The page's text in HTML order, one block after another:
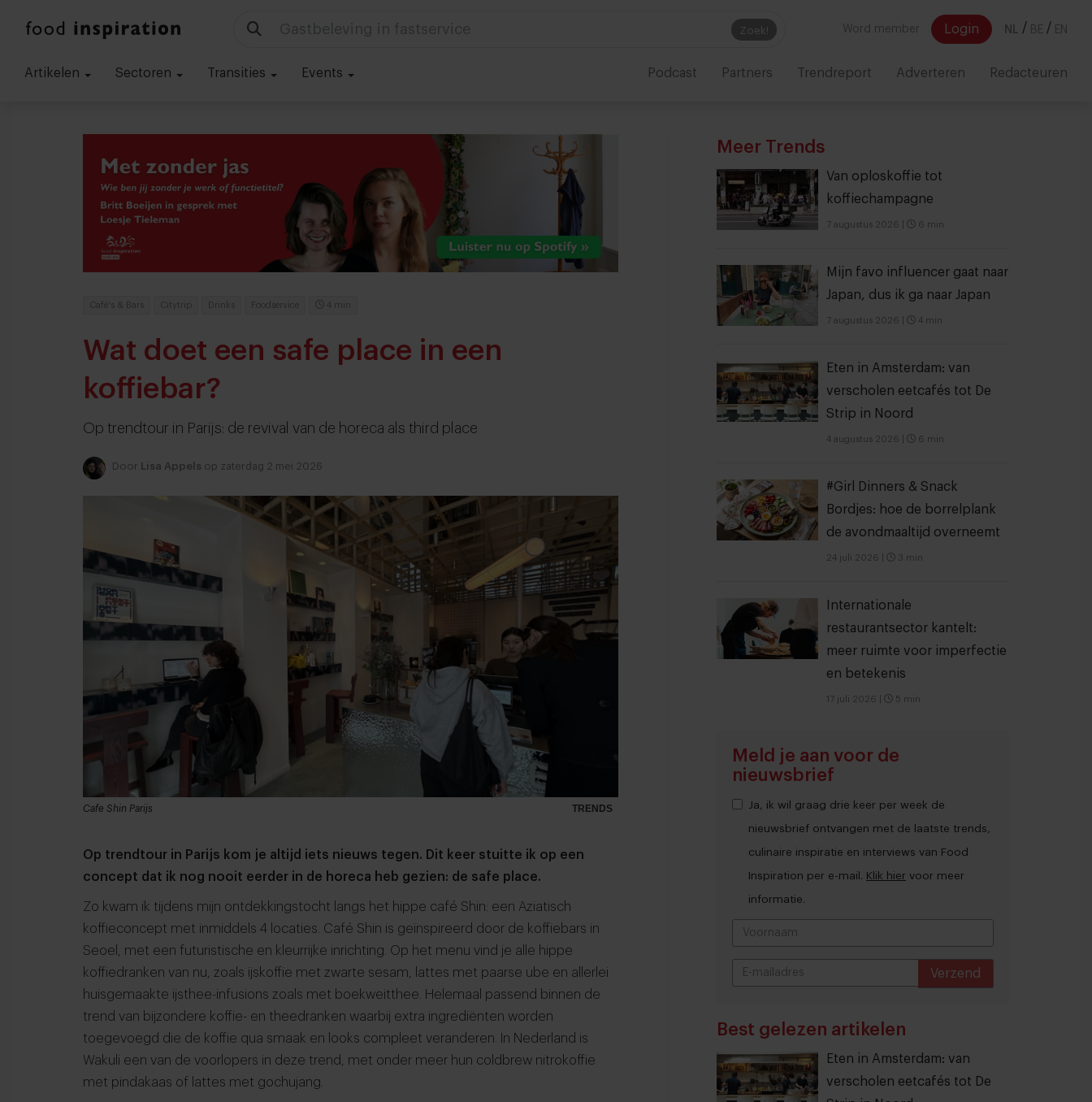
Zoek!
Technologie in foodservice Word member Login NL / BE / EN
Artikelen Sectoren Transities Events Podcast Partners Trendreport Adverteren Redacteuren
Café's & Bars Citytrip Drinks Foodservice 4 min
Wat doet een safe place in een
koffiebar?
Op trendtour in Parijs: de revival van de horeca als third place
Door Lisa Appels op zaterdag 2 mei 2026
TRENDS
Cafe Shin Parijs
Op trendtour in Parijs kom je altijd iets nieuws tegen. Dit keer stuitte ik op een
concept dat ik nog nooit eerder in de horeca heb gezien: de safe place.
Zo kwam ik tijdens mijn ontdekkingstocht langs het hippe café Shin: een Aziatisch
koffieconcept met inmiddels 4 locaties. Café Shin is geïnspireerd door de koffiebars in
Seoel, met een futuristische en kleurrijke inrichting. Op het menu vind je alle hippe
koffiedranken van nu, zoals ijskoffie met zwarte sesam, lattes met paarse ube en allerlei
huisgemaakte ijsthee-infusions zoals met boekweitthee. Helemaal passend binnen de
trend van bijzondere koffie- en theedranken waarbij extra ingrediënten worden
toegevoegd die de koffie qua smaak en looks compleet veranderen. In Nederland is
Wakuli een van de voorlopers in deze trend, met onder meer hun coldbrew nitrokoffie
met pindakaas of lattes met gochujang.
Meer Trends
Van oploskoffie tot
koffiechampagne
7 augustus 2026 6 min
Mijn favo influencer gaat naar
Japan, dus ik ga naar Japan
7 augustus 2026 4 min
Eten in Amsterdam: van
verscholen eetcafés tot De
Strip in Noord
4 augustus 2026 6 min
#Girl Dinners & Snack
Bordjes: hoe de borrelplank
de avondmaaltijd overneemt
24 juli 2026 3 min
Internationale
restaurantsector kantelt:
meer ruimte voor imperfectie
en betekenis
17 juli 2026 5 min
Meld je aan voor de
nieuwsbrief
Ja, ik wil graag drie keer per week de
nieuwsbrief ontvangen met de laatste trends,
culinaire inspiratie en interviews van Food
Inspiration per e-mail. Klik hier voor meer
informatie.
Verzend
Best gelezen artikelen
Eten in Amsterdam: van
verscholen eetcafés tot De